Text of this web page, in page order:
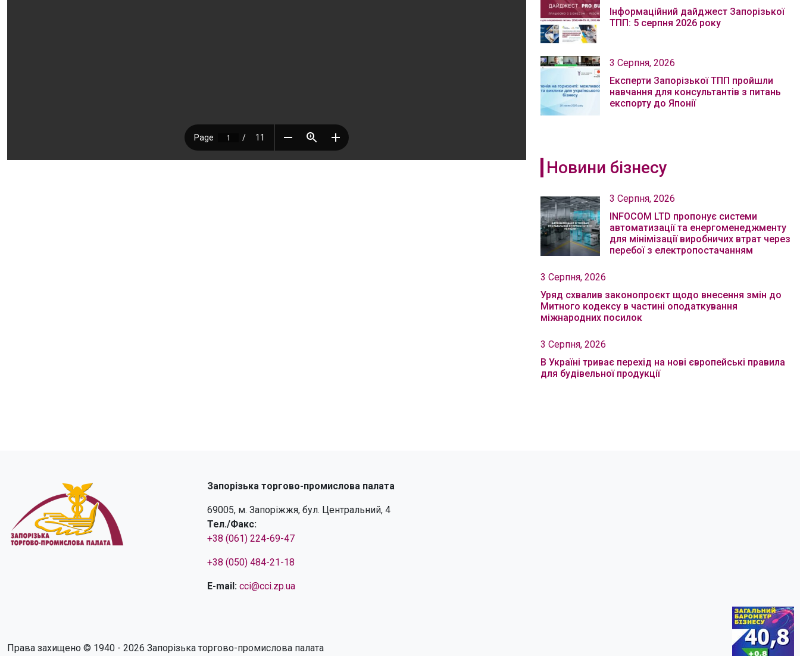
Інформаційний дайджест Запорізької
ТПП: 5 серпня 2026 року
3 Серпня, 2026
Експерти Запорізької ТПП пройшли
навчання для консультантів з питань
експорту до Японії
Новини бізнесу
3 Серпня, 2026
INFOCOM LTD пропонує системи
автоматизації та енергоменеджменту
для мінімізації виробничих втрат через
перебої з електропостачанням
3 Серпня, 2026
Уряд схвалив законопроєкт щодо внесення змін до
Митного кодексу в частині оподаткування
міжнародних посилок
3 Серпня, 2026
В Україні триває перехід на нові європейські правила
для будівельної продукції
Запорізька торгово-промислова палата
69005, м. Запоріжжя, бул. Центральний, 4
Тел./Факс:
+38 (061) 224-69-47
+38 (050) 484-21-18
E-mail: cci@cci.zp.ua
Права захищено © 1940 - 2026 Запорізька торгово-промислова палата